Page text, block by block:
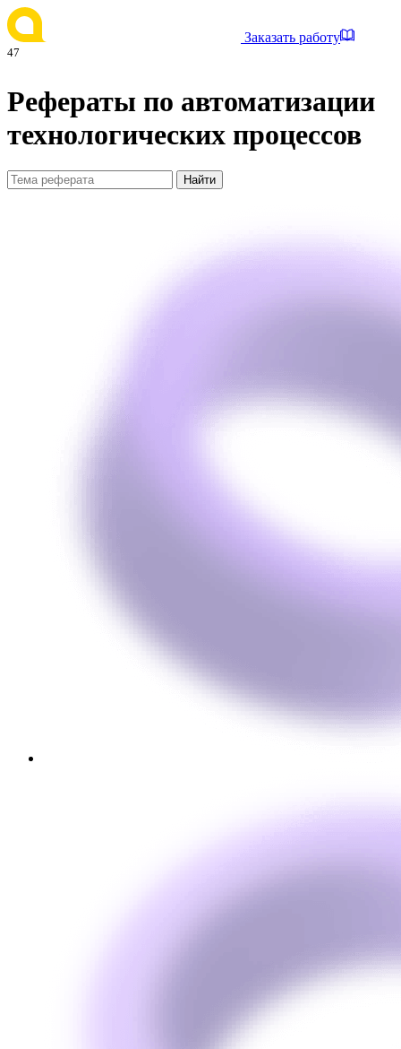
Заказать работу
47
Рефераты по автоматизации
технологических процессов
Найти